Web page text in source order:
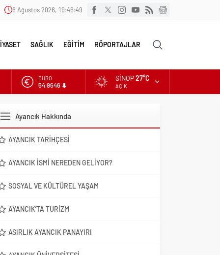
6 Ağustos 2026, 19:46:50
SAĞLIK EĞİTİM RÖPORTAJLAR
EURO
54,9646
DOLAR
47,5939
SINOP27°C
AÇIK
Ayancık Hakkında
AYANCIK TARIHÇESI
AYANCIK İSMI NEREDEN GELIYOR?
SOSYAL VE KÜLTÜREL YAŞAM
AYANCIK’TA TURIZM
ASIRLIK AYANCIK PANAYIRI